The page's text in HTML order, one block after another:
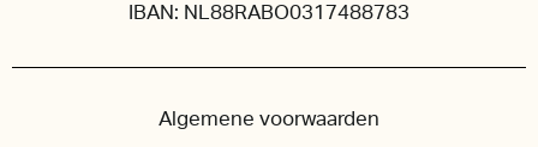
IBAN: NL88RABO0317488783
Algemene voorwaarden